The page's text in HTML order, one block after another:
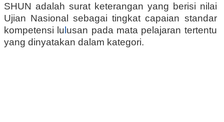
SHUN adalah surat keterangan yang berisi nilai
Ujian Nasional sebagai tingkat capaian standar
kompetensi lu usan pada mata pelajaran tertentu
yang dinyatakan dalam kategori.